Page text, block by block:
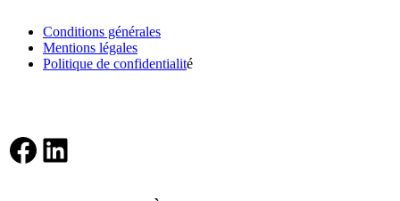
Conditions générales
Mentions légales
Politique de confidentialité
Facebook
LinkedIn